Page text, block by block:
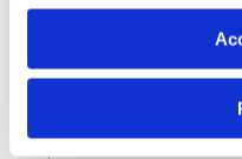
Cellulare genitore*